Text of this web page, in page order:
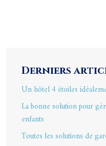
Derniers
Un hôtel 4 étoiles
La bonne solution pour
enfants
Toutes les solutions de